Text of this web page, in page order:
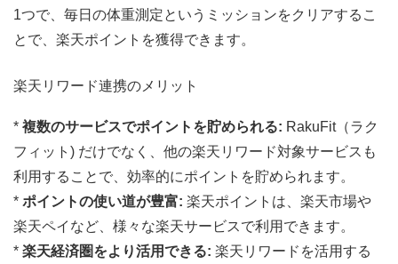
1つで、毎日の体重測定というミッションをクリアするこ
とで、楽天ポイントを獲得できます。
楽天リワード連携のメリット
* 複数のサービスでポイントを貯められる: RakuFit（ラク
フィット) だけでなく、他の楽天リワード対象サービスも
利用することで、効率的にポイントを貯められます。
* ポイントの使い道が豊富: 楽天ポイントは、楽天市場や
楽天ペイなど、様々な楽天サービスで利用できます。
* 楽天経済圏をより活用できる: 楽天リワードを活用する